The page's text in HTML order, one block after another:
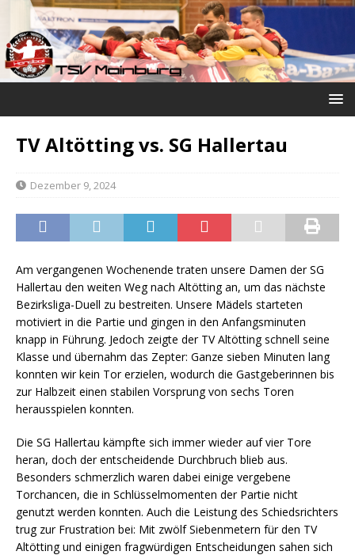
TV Altötting vs. SG Hallertau
Dezember 9, 2024
Am vergangenen Wochenende traten unsere Damen der SG
Hallertau den weiten Weg nach Altötting an, um das nächste
Bezirksliga-Duell zu bestreiten. Unsere Mädels starteten
motiviert in die Partie und gingen in den Anfangsminuten
knapp in Führung. Jedoch zeigte der TV Altötting schnell seine
Klasse und übernahm das Zepter: Ganze sieben Minuten lang
konnten wir kein Tor erzielen, wodurch die Gastgeberinnen bis
zur Halbzeit einen stabilen Vorsprung von sechs Toren
herausspielen konnten.
Die SG Hallertau kämpfte sich immer wieder auf vier Tore
heran, doch der entscheidende Durchbruch blieb aus.
Besonders schmerzlich waren dabei einige vergebene
Torchancen, die in Schlüsselmomenten der Partie nicht
genutzt werden konnten. Auch die Leistung des Schiedsrichters
trug zur Frustration bei: Mit zwölf Siebenmetern für den TV
Altötting und einigen fragwürdigen Entscheidungen sahen sich